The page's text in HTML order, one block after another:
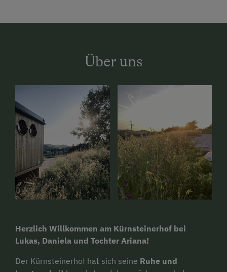
Über uns
Herzlich Willkommen am Kürnsteinerhof bei
Lukas, Daniela und Tochter Ariana!
Der Kürnsteinerhof hat sich seine Ruhe und